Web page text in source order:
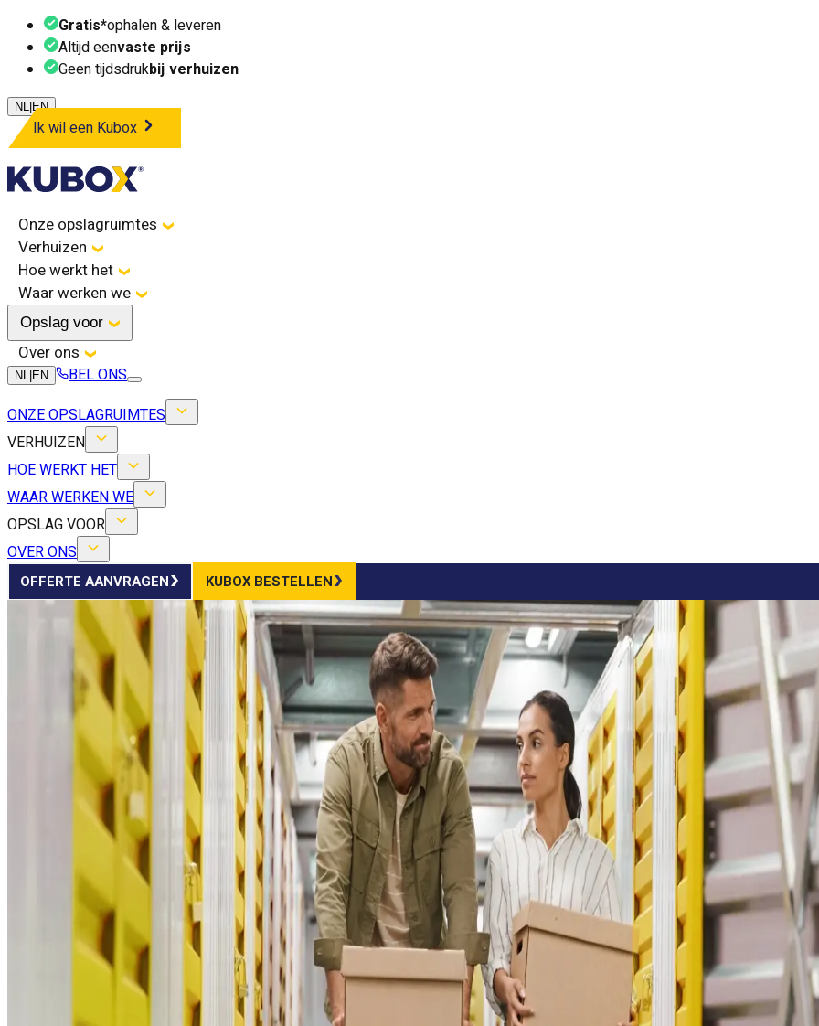
Gratis*ophalen & leveren
Altijd eenvaste prijs
Geen tijdsdrukbij verhuizen
NL EN
Ik wil een Kubox
Onze opslagruimtes
Verhuizen
Hoe werkt het
Waar werken we
Opslag voor
Over ons
NL EN
BEL ONS
ONZE OPSLAGRUIMTES
VERHUIZEN
HOE WERKT HET
WAAR WERKEN WE
OPSLAG VOOR
OVER ONS
OFFERTE AANVRAGEN KUBOX BESTELLEN